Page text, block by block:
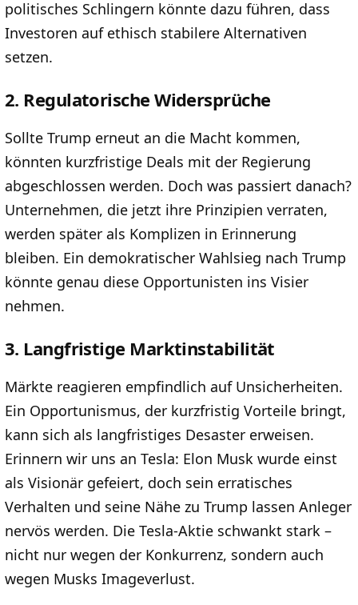
politisches Schlingern könnte dazu führen, dass
Investoren auf ethisch stabilere Alternativen
setzen.
2. Regulatorische Widersprüche
Sollte Trump erneut an die Macht kommen,
könnten kurzfristige Deals mit der Regierung
abgeschlossen werden. Doch was passiert danach?
Unternehmen, die jetzt ihre Prinzipien verraten,
werden später als Komplizen in Erinnerung
bleiben. Ein demokratischer Wahlsieg nach Trump
könnte genau diese Opportunisten ins Visier
nehmen.
3. Langfristige Marktinstabilität
Märkte reagieren empfindlich auf Unsicherheiten.
Ein Opportunismus, der kurzfristig Vorteile bringt,
kann sich als langfristiges Desaster erweisen.
Erinnern wir uns an Tesla: Elon Musk wurde einst
als Visionär gefeiert, doch sein erratisches
Verhalten und seine Nähe zu Trump lassen Anleger
nervös werden. Die Tesla-Aktie schwankt stark –
nicht nur wegen der Konkurrenz, sondern auch
wegen Musks Imageverlust.